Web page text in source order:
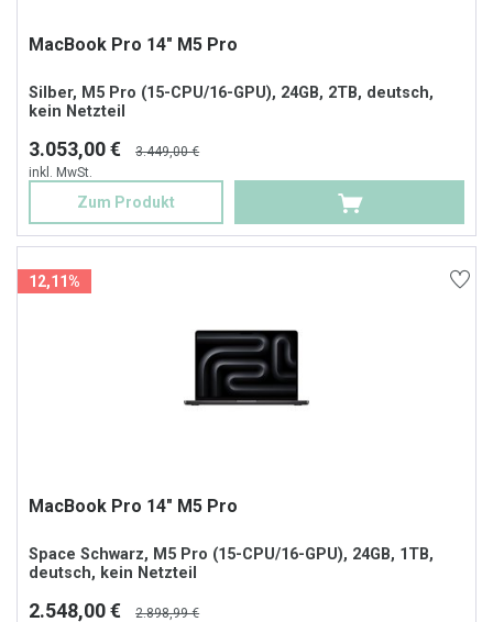
MacBook Pro 14" M5 Pro
Silber, M5 Pro (15-CPU/16-GPU), 24GB, 2TB, deutsch,
kein Netzteil
3.053,00 €
3.449,00 €
inkl. MwSt.
Zum Produkt
12,11%
MacBook Pro 14" M5 Pro
Space Schwarz, M5 Pro (15-CPU/16-GPU), 24GB, 1TB,
deutsch, kein Netzteil
2.548,00 €
2.898,99 €